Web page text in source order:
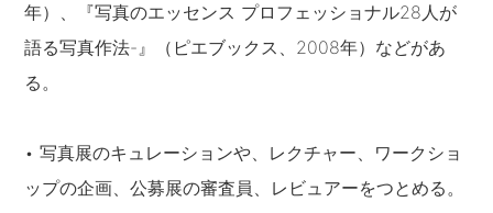
年）、『写真のエッセンス プロフェッショナル28人が
語る写真作法-』（ピエブックス、2008年）などがあ
る。
• 写真展のキュレーションや、レクチャー、ワークショ
ップの企画、公募展の審査員、レビュアーをつとめる。